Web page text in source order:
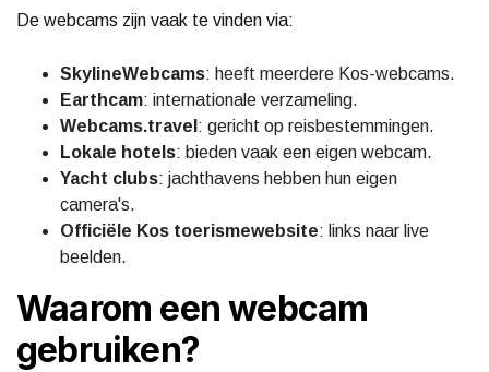
De webcams zijn vaak te vinden via:
SkylineWebcams: heeft meerdere Kos-webcams.
Earthcam: internationale verzameling.
Webcams.travel : gericht op reisbestemmingen.
Lokale hotels: bieden vaak een eigen webcam.
Yacht clubs: jachthavens hebben hun eigen
camera's.
Officiële Kos toerismewebsite: links naar live
beelden.
Waarom een webcam
gebruiken?